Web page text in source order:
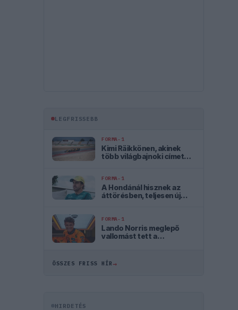
LEGFRISSEBB
FORMA-1
Kimi Räikkönen, akinek
több világbajnoki címet
FORMA-1
A Hondánál hisznek az
áttörésben, teljesen új
Aston Martinnal
FORMA-1
Lando Norris meglepő
vallomást tett a
ÖSSZES FRISS HÍR→
HIRDETÉS